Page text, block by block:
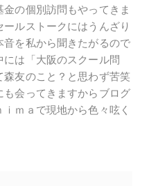
の個別訪問もやってきま
ルストークにはうんざり
音を私から聞きたがるので
は「大阪のスクール問
友のこと？と思わず苦笑
も会ってきますからブログ
ｍａで現地から色々呟く